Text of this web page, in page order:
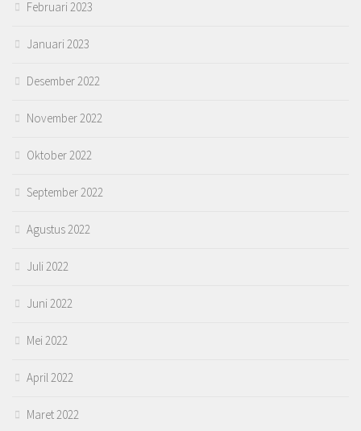
Februari 2023
Januari 2023
Desember 2022
November 2022
Oktober 2022
September 2022
Agustus 2022
Juli 2022
Juni 2022
Mei 2022
April 2022
Maret 2022